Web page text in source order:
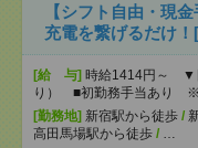
【シフト自由・現
充電を繋げるだけ
[給 与] 時給1414円～ ▼
り） ■初勤務手当あり ※
[勤務地] 新宿駅から徒歩 /
高田馬場駅から徒歩 / …